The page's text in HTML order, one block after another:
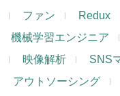
ファン Redux
機械学習エンジニア
映像解析 SNS
アウトソーシング